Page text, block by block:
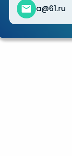
a@61.ru